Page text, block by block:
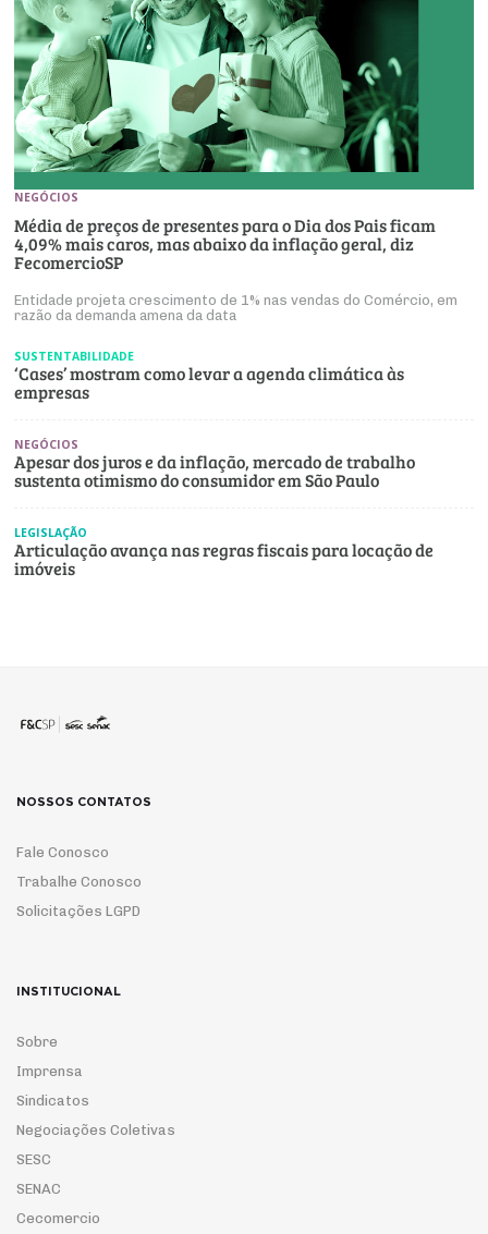
NEGÓCIOS
Média de preços de presentes para o Dia dos Pais ficam
4,09% mais caros, mas abaixo da inflação geral, diz
FecomercioSP
Entidade projeta crescimento de 1% nas vendas do Comércio, em
razão da demanda amena da data
SUSTENTABILIDADE
‘Cases’ mostram como levar a agenda climática às
empresas
NEGÓCIOS
Apesar dos juros e da inflação, mercado de trabalho
sustenta otimismo do consumidor em São Paulo
LEGISLAÇÃO
Articulação avança nas regras fiscais para locação de
imóveis
NOSSOS CONTATOS
Fale Conosco
Trabalhe Conosco
Solicitações LGPD
INSTITUCIONAL
Sobre
Imprensa
Sindicatos
Negociações Coletivas
SESC
SENAC
Cecomercio